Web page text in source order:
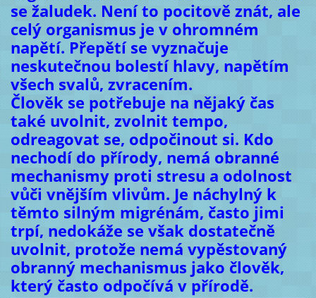
se žaludek. Není to pocitově znát, ale
celý organismus je v ohromném
napětí. Přepětí se vyznačuje
neskutečnou bolestí hlavy, napětím
všech svalů, zvracením.
Člověk se potřebuje na nějaký čas
také uvolnit, zvolnit tempo,
odreagovat se, odpočinout si. Kdo
nechodí do přírody, nemá obranné
mechanismy proti stresu a odolnost
vůči vnějším vlivům. Je náchylný k
těmto silným migrénám, často jimi
trpí, nedokáže se však dostatečně
uvolnit, protože nemá vypěstovaný
obranný mechanismus jako člověk,
který často odpočívá v přírodě.